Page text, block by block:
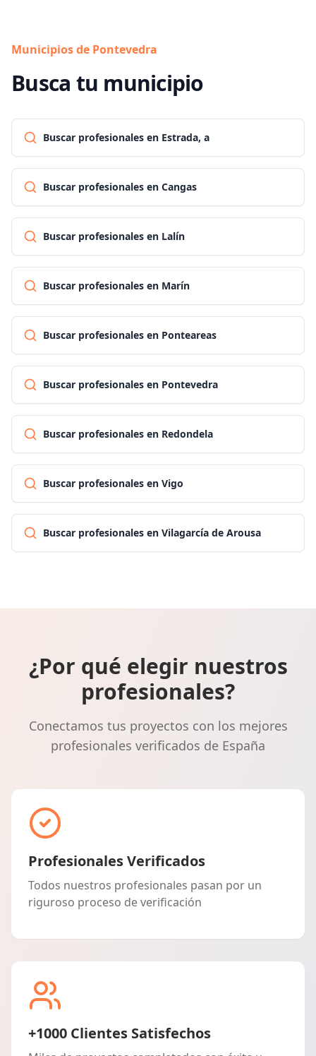
Municipios de Pontevedra
Busca tu municipio
Buscar profesionales en Estrada, a
Buscar profesionales en Cangas
Buscar profesionales en Lalín
Buscar profesionales en Marín
Buscar profesionales en Ponteareas
Buscar profesionales en Pontevedra
Buscar profesionales en Redondela
Buscar profesionales en Vigo
Buscar profesionales en Vilagarcía de Arousa
¿Por qué elegir nuestros
profesionales?
Conectamos tus proyectos con los mejores
profesionales verificados de España
Profesionales Verificados
Todos nuestros profesionales pasan por un
riguroso proceso de verificación
+1000 Clientes Satisfechos